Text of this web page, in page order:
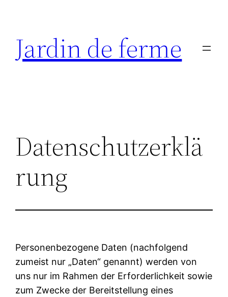
springen
Jardin de ferme
Datenschutzerklä
rung
Personenbezogene Daten (nachfolgend
zumeist nur „Daten“ genannt) werden von
uns nur im Rahmen der Erforderlichkeit sowie
zum Zwecke der Bereitstellung eines